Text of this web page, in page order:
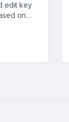
edit key
on
creation